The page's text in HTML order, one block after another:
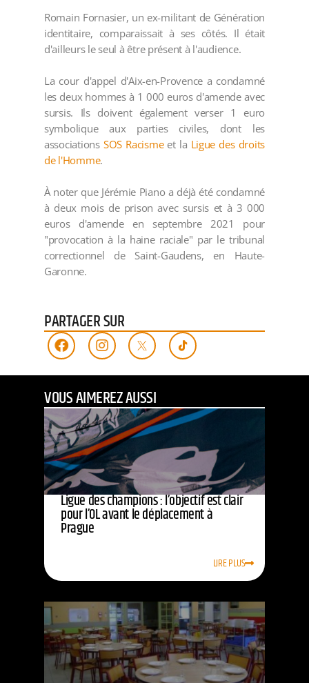
Romain Fornasier, un ex-militant de Génération
identitaire, comparaissait à ses côtés. Il était
d'ailleurs le seul à être présent à l'audience.
La cour d'appel d'Aix-en-Provence a condamné
les deux hommes à 1 000 euros d'amende avec
sursis. Ils doivent également verser 1 euro
symbolique aux parties civiles, dont les
associations SOS Racismeet la Ligue des droits
de l'Homme.
À noter que Jérémie Piano a déjà été condamné
à deux mois de prison avec sursis et à 3 000
euros d'amende en septembre 2021 pour
"provocation à la haine raciale" par le tribunal
correctionnel de Saint-Gaudens, en Haute-
Garonne.
PARTAGER SUR
VOUS AIMEREZ AUSSI
Ligue des champions : l’objectif est clair
pour l’OL avant le déplacement à
Prague
LIRE PLUS